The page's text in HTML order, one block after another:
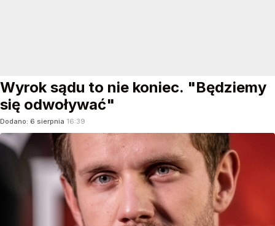
Wyrok sądu to nie koniec. "Będziemy
się odwoływać"
Dodano: 6 sierpnia 16:39